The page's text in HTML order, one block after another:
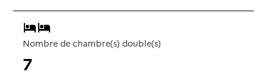
Nombre de chambre(s) double(s)
7